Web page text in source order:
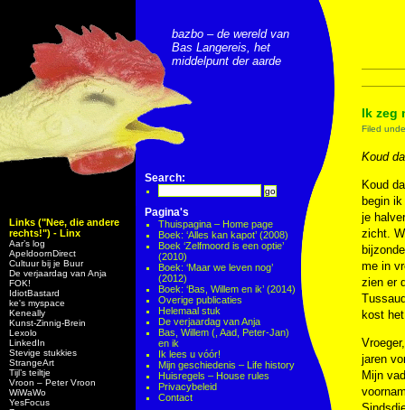
Links ("Nee, die andere
rechts!") - Linx
Aar’s log
ApeldoornDirect
Cultuur bij je Buur
De verjaardag van Anja
FOK!
IdiotBastard
ke's myspace
Keneally
Kunst-Zinnig-Brein
Lexolo
LinkedIn
Stevige stukkies
StrangeArt
Tijl’s teiltje
Vroon – Peter Vroon
WiWaWo
YesFocus
bazbo – de wereld van
Bas Langereis, het
middelpunt der aarde
Search:
Pagina's
Thuispagina – Home page
Boek: ‘Alles kan kapot’ (2008)
Boek ‘Zelfmoord is een optie’
(2010)
Boek: ‘Maar we leven nog’
(2012)
Boek: ‘Bas, Willem en ik’ (2014)
Overige publicaties
Helemaal stuk
De verjaardag van Anja
Bas, Willem (, Aad, Peter-Jan)
en ik
Ik lees u vóór!
Mijn geschiedenis – Life history
Huisregels – House rules
Privacybeleid
Contact
Ik zeg
Filed
Koud
Koud
begin
je
zicht.
me in
zien er
kost
jaren
Mijn